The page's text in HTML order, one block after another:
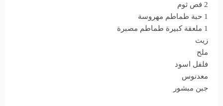
2 فص ثوم
1 حبة طماطم مهروسة
1 ملعقة كبيرة طماطم مصبرة
زيت
ملح
فلفل اسود
معدنوس
جبن مبشور